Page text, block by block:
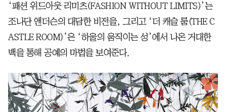
‘패션 위드아웃 리미츠(FASHION WITHOUT LIMITS)’는
조나단 앤더슨의 대담한 비전을, 그리고 ‘더 캐슬 룸(THE C
ASTLE ROOM)’은 ‘하울의 움직이는 성’에서 나온 거대한
백을 통해 공예의 마법을 보여준다.